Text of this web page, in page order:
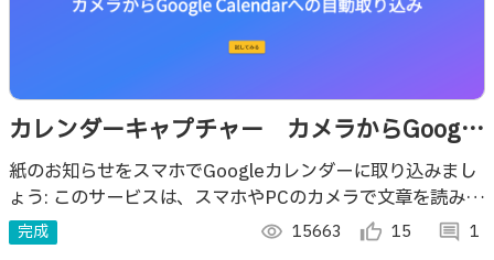
カレンダーキャプチャー カメラからGoogle
Calendarへの自動取り込み
紙のお知らせをスマホでGoogleカレンダーに取り込みまし
ょう: このサービスは、スマホやPCのカメラで文章を読み取
ってGoogleカレンダーに予定を登録するものです。
完成 visibility 15663 thumb_up_alt 15 comment 1